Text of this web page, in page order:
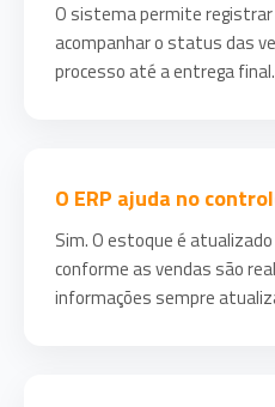
O sistema permite
acompanhar o status das
processo até a entrega final.
O ERP ajuda no
Sim. O estoque é
conforme as vendas são
informações sempre